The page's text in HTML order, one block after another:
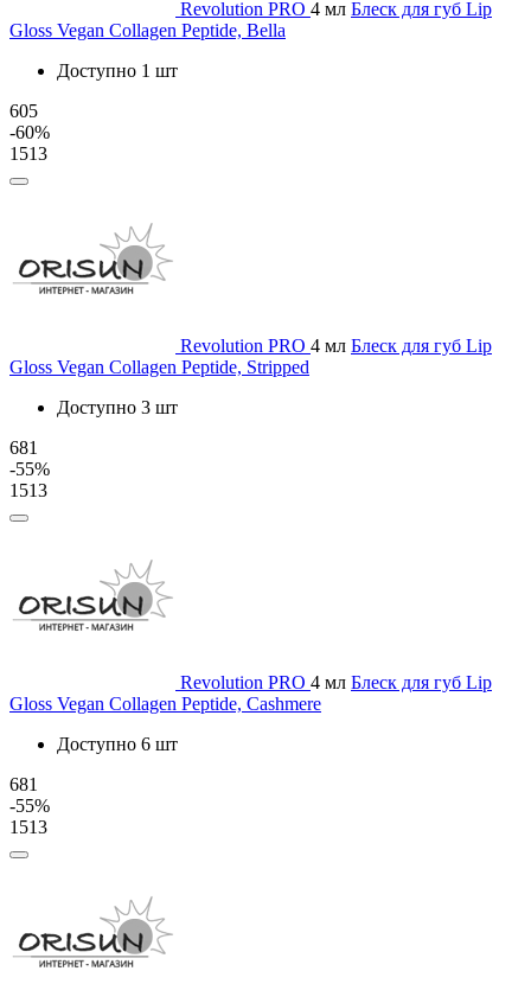
Revolution PRO 4 мл Блеск для губ Lip
Gloss Vegan Collagen Peptide, Bella
Доступно 1 шт
605
-60%
1513
Revolution PRO 4 мл Блеск для губ Lip
Gloss Vegan Collagen Peptide, Stripped
Доступно 3 шт
681
-55%
1513
Revolution PRO 4 мл Блеск для губ Lip
Gloss Vegan Collagen Peptide, Cashmere
Доступно 6 шт
681
-55%
1513